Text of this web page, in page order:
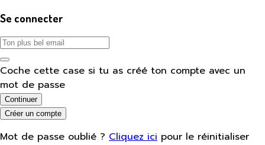
Se connecter
Coche cette case si tu as créé ton compte avec un
mot de passe
Continuer
Créer un compte
Mot de passe oublié ? Cliquez ici pour le réinitialiser